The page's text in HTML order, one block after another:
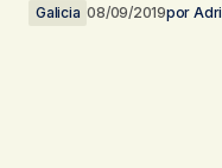
Galicia 08/09/2019por